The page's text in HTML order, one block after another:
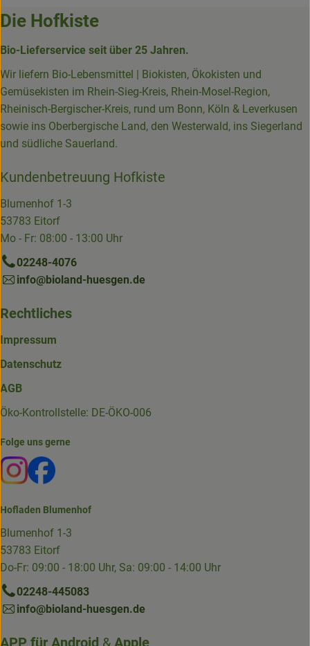
Die Hofkiste
Bio-Lieferservice seit über 25 Jahren.
Wir liefern Bio-Lebensmittel | Biokisten, Ökokisten und
Gemüsekisten im Rhein-Sieg-Kreis, Rhein-Mosel-Region,
Rheinisch-Bergischer-Kreis, rund um Bonn, Köln & Leverkusen
sowie ins Oberbergische Land, den Westerwald, ins Siegerland
und südliche Sauerland.
Kundenbetreuung Hofkiste
Blumenhof 1-3
53783 Eitorf
Mo - Fr: 08:00 - 13:00 Uhr
02248-4076
info@bioland-huesgen.de
Rechtliches
Impressum
Datenschutz
AGB
Öko-Kontrollstelle: DE-ÖKO-006
Folge uns gerne
Externer Link zu https://www.instagram.com/die.hofkiste/
Externer Link zu https://www.facebook.com/p/Die-
Hofladen Blumenhof
Blumenhof 1-3
53783 Eitorf
Do-Fr: 09:00 - 18:00 Uhr, Sa: 09:00 - 14:00 Uhr
02248-445083
info@bioland-huesgen.de
APP für Android & Apple